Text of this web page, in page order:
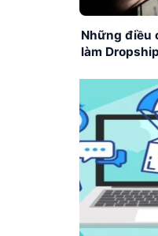
Những điều
làm